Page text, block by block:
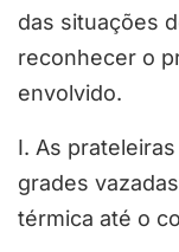
das situações
reconhecer o
envolvido.
I. As
grades
térmica até o